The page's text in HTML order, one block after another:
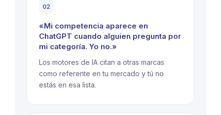
02
«Mi competencia aparece en
ChatGPT cuando alguien pregunta por
mi categoría. Yo no.»
Los motores de IA citan a otras marcas
como referente en tu mercado y tú no
estás en esa lista.